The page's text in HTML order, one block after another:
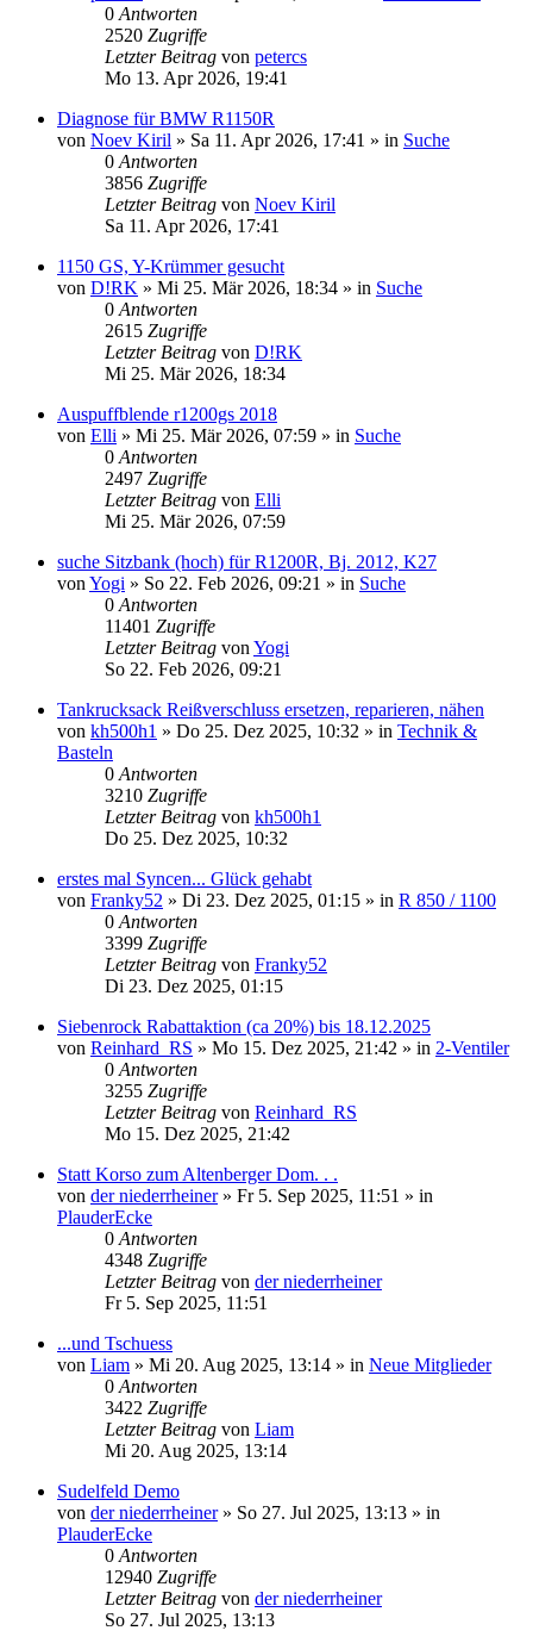
0 Antworten
2520 Zugriffe
Letzter Beitrag von petercs
Mo 13. Apr 2026, 19:41
Diagnose für BMW R1150R
von Noev Kiril » Sa 11. Apr 2026, 17:41 » in Suche
0 Antworten
3856 Zugriffe
Letzter Beitrag von Noev Kiril
Sa 11. Apr 2026, 17:41
1150 GS, Y-Krümmer gesucht
von D!RK » Mi 25. Mär 2026, 18:34 » in Suche
0 Antworten
2615 Zugriffe
Letzter Beitrag von D!RK
Mi 25. Mär 2026, 18:34
Auspuffblende r1200gs 2018
von Elli » Mi 25. Mär 2026, 07:59 » in Suche
0 Antworten
2497 Zugriffe
Letzter Beitrag von Elli
Mi 25. Mär 2026, 07:59
suche Sitzbank (hoch) für R1200R, Bj. 2012, K27
von Yogi » So 22. Feb 2026, 09:21 » in Suche
0 Antworten
11401 Zugriffe
Letzter Beitrag von Yogi
So 22. Feb 2026, 09:21
Tankrucksack Reißverschluss ersetzen, reparieren, nähen
von kh500h1 » Do 25. Dez 2025, 10:32 » in Technik &
Basteln
0 Antworten
3210 Zugriffe
Letzter Beitrag von kh500h1
Do 25. Dez 2025, 10:32
erstes mal Syncen... Glück gehabt
von Franky52 » Di 23. Dez 2025, 01:15 » in R 850 / 1100
0 Antworten
3399 Zugriffe
Letzter Beitrag von Franky52
Di 23. Dez 2025, 01:15
Siebenrock Rabattaktion (ca 20%) bis 18.12.2025
von Reinhard_RS » Mo 15. Dez 2025, 21:42 » in 2-Ventiler
0 Antworten
3255 Zugriffe
Letzter Beitrag von Reinhard_RS
Mo 15. Dez 2025, 21:42
Statt Korso zum Altenberger Dom. . .
von der niederrheiner» Fr 5. Sep 2025, 11:51 » in
PlauderEcke
0 Antworten
4348 Zugriffe
Letzter Beitrag von der niederrheiner
Fr 5. Sep 2025, 11:51
...und Tschuess
von Liam » Mi 20. Aug 2025, 13:14 » in Neue Mitglieder
0 Antworten
3422 Zugriffe
Letzter Beitrag von Liam
Mi 20. Aug 2025, 13:14
Sudelfeld Demo
von der niederrheiner» So 27. Jul 2025, 13:13 » in
PlauderEcke
0 Antworten
12940 Zugriffe
Letzter Beitrag von der niederrheiner
So 27. Jul 2025, 13:13